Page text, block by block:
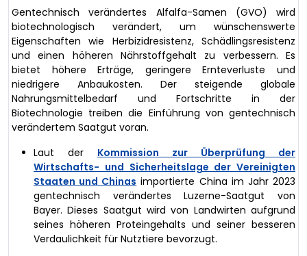
Gentechnisch verändertes Alfalfa-Samen (GVO) wird
biotechnologisch verändert, um wünschenswerte
Eigenschaften wie Herbizidresistenz, Schädlingsresistenz
und einen höheren Nährstoffgehalt zu verbessern. Es
bietet höhere Erträge, geringere Ernteverluste und
niedrigere Anbaukosten. Der steigende globale
Nahrungsmittelbedarf und Fortschritte in der
Biotechnologie treiben die Einführung von gentechnisch
verändertem Saatgut voran.
Laut der Kommission zur Überprüfung der
Wirtschafts- und Sicherheitslage der Vereinigten
Staaten und Chinas importierte China im Jahr 2023
gentechnisch verändertes Luzerne-Saatgut von
Bayer. Dieses Saatgut wird von Landwirten aufgrund
seines höheren Proteingehalts und seiner besseren
Verdaulichkeit für Nutztiere bevorzugt.